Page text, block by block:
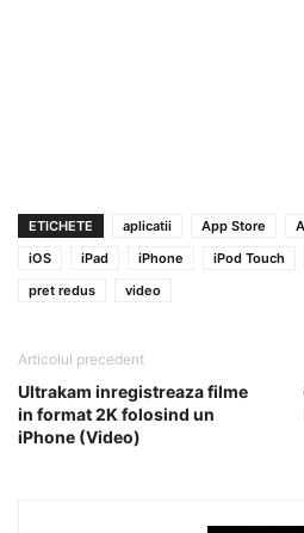
ETICHETE aplicatii App Store
iOS
iPad iPhone iPod Touch
pret redus
video
Articolul precedent
Ultrakam inregistreaza filme
in format 2K folosind un
iPhone (Video)